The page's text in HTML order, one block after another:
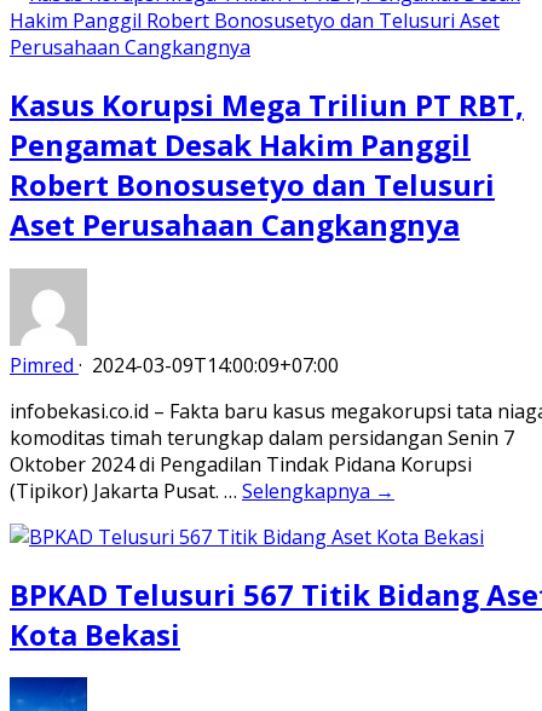
Kasus Korupsi Mega Triliun PT RBT,
Pengamat Desak Hakim Panggil
Robert Bonosusetyo dan Telusuri
Aset Perusahaan Cangkangnya
Pimred · 2024-03-09T14:00:09+07:00
infobekasi.co.id – Fakta baru kasus megakorupsi tata
komoditas timah terungkap dalam persidangan Senin 7
Oktober 2024 di Pengadilan Tindak Pidana Korupsi
(Tipikor) Jakarta Pusat. … Selengkapnya →
BPKAD Telusuri 567 Titik Bidang
Kota Bekasi